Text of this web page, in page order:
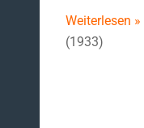
Weiterlesen »
(1933)